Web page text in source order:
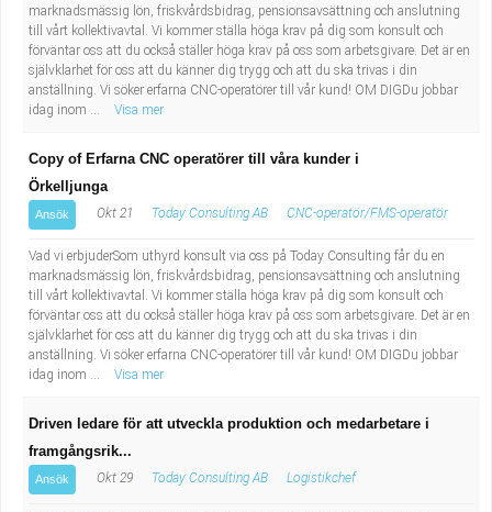
marknadsmässig lön, friskvårdsbidrag, pensionsavsättning och anslutning
till vårt kollektivavtal. Vi kommer ställa höga krav på dig som konsult och
förväntar oss att du också ställer höga krav på oss som arbetsgivare. Det är en
självklarhet för oss att du känner dig trygg och att du ska trivas i din
anställning. Vi söker erfarna CNC-operatörer till vår kund! OM DIGDu jobbar
idag inom ...
Visa mer
Copy of Erfarna CNC operatörer till våra kunder i
Örkelljunga
Ansök Okt 21 Today Consulting AB CNC-operatör/FMS-operatör
Vad vi erbjuderSom uthyrd konsult via oss på Today Consulting får du en
marknadsmässig lön, friskvårdsbidrag, pensionsavsättning och anslutning
till vårt kollektivavtal. Vi kommer ställa höga krav på dig som konsult och
förväntar oss att du också ställer höga krav på oss som arbetsgivare. Det är en
självklarhet för oss att du känner dig trygg och att du ska trivas i din
anställning. Vi söker erfarna CNC-operatörer till vår kund! OM DIGDu jobbar
idag inom ...
Visa mer
Driven ledare för att utveckla produktion och medarbetare i
framgångsrik...
Ansök Okt 29 Today Consulting AB Logistikchef